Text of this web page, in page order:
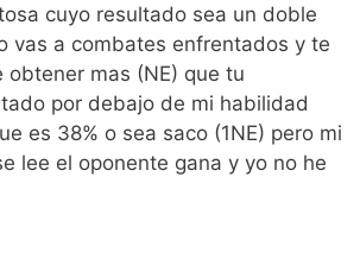
cuyo resultado sea un doble
vas a combates enfrentados y te
mas (NE) que tu
por debajo de mi habilidad
es 38% o sea saco (1NE) pero mi
lee el oponente gana y yo no he